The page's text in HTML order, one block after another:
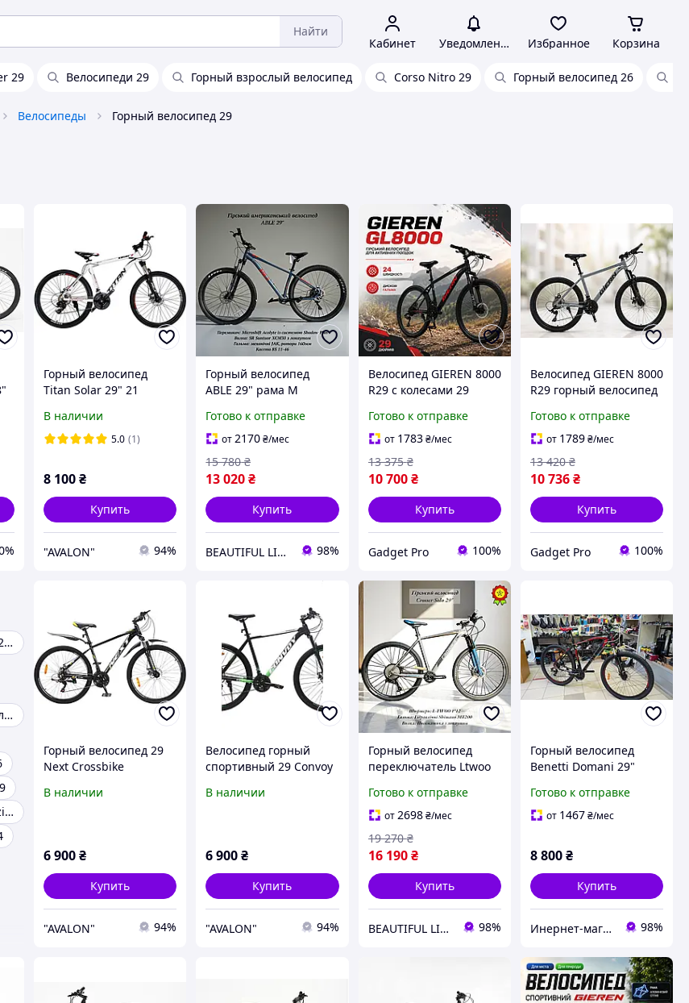
Найти
Кабинет Уведомления Избранное Корзина
29 Велосипеди 29 Горный взрослый велосипед Corso Nitro 29 Горный велосипед 26
Велосипеды Горный велосипед 29
Горный велосипед
Titan Solar 29" 21
алюминиевая рама,
оборудование Shimano
В наличии
5.0 (1)
8 100₴
Купить
"AVALON" 94%
Горный велосипед
ABLE 29" рама M
Microshift Acolyte 1*8
дисковые
механические тормоза
JAK
Готово к отправке
от2170₴/мес
13 020₴
15 780 ₴
Купить
BEAUTIFUL LIFE интернет магазин 98%
Велосипед GIEREN 8000
R29 с колесами 29
амортизационной
вилкой, Горный
спортивный велосипед
на 24 скорости L-TWOO
Готово к отправке
от 1783 ₴/мес
10 700 ₴
13 375 ₴
Купить
Gadget Pro 100%
Велосипед GIEREN 8000
R29 горный велосипед
алюминиевый байк для
города и бездорожья
мтб
Готово к отправке
от 1789₴/мес
10 736₴
13 420 ₴
Купить
Gadget Pro 100%
Горные велосипеды 27 5
Горный взрослый велосипед
Горный велосипед azimut
Горный велосипед 29
Next Crossbike
В наличии
6 900₴
Купить
"AVALON" 94%
Велосипед горный
спортивный 29 Convoy
В наличии
6 900₴
Купить
"AVALON" 94%
Горный велосипед
переключатель Ltwoo
тормоза Shimano
воздушная вилка
Crosser Solo 29"/19"
Готово к отправке
от2698 ₴/мес
16 190 ₴
19 270 ₴
Купить
BEAUTIFUL LIFE интернет магазин 98%
Горный велосипед
Benetti Domani 29"
Готово к отправке
от 1467₴/мес
8 800₴
Купить
Инернет-магазин Вело-тема 98%